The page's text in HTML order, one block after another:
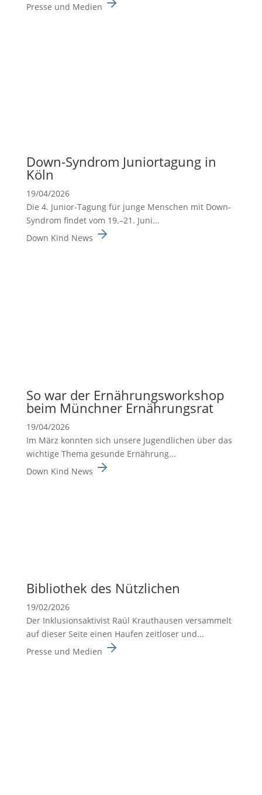
Presse und Medien
Down-Syndrom Junior­ta­gung in
Köln
19/04/2026
Die 4. Junior-Tagung für junge Menschen mit Down-
Syndrom findet vom 19.–21. Juni...
Down Kind News
So war der Ernäh­rungs­work­shop
beim Münchner Ernäh­rungsrat
19/04/2026
Im März konnten sich unsere Jugend­li­chen über das
wichtige Thema gesunde Ernäh­rung...
Down Kind News
Biblio­thek des Nützli­chen
19/02/2026
Der Inklusionsaktivist Raúl Krauthausen versammelt
auf dieser Seite einen Haufen zeitloser und...
Presse und Medien